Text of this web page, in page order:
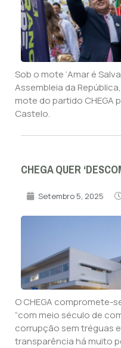
Sob o mote ‘Amar é
Assembleia da
mote do partido CHEGA
Castelo.
CHEGA QUER
Setembro 5, 2025
O CHEGA compromete-
“com meio século de
corrupção sem tréguas
transparência há muito